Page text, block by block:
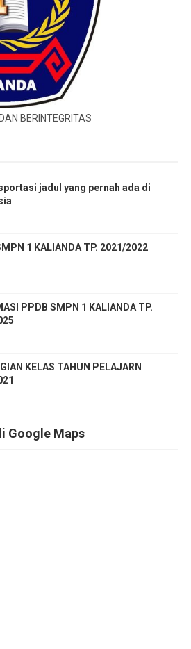
BERINTEGRITAS
jadul yang pernah ada di
1 KALIANDA TP. 2021/2022
PPDB SMPN 1 KALIANDA TP.
KELAS TAHUN PELAJARN
Google Maps